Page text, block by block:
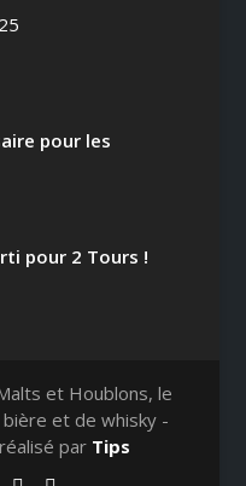
pour les
pour 2 Tours !
et Houblons, le
et de whisky -
par Tips